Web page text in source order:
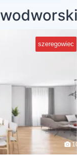
szeregowiec